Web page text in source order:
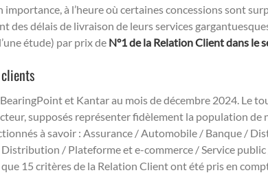
importance, à l’heure où certaines concessions sont
des délais de livraison de leurs services
étude) par prix de N°1 de la Relation Client dans le
et Kantar au mois de décembre 2024. Le
supposés représenter fidèlement la population de
à savoir : Assurance / Automobile / Banque /
/ Plateforme et e-commerce / Service
15 critères de la Relation Client ont été pris en